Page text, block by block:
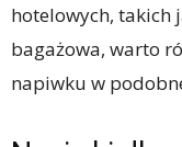
hotelowych, takich
bagażowa, warto
napiwku w